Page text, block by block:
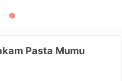
Pasta Mumu